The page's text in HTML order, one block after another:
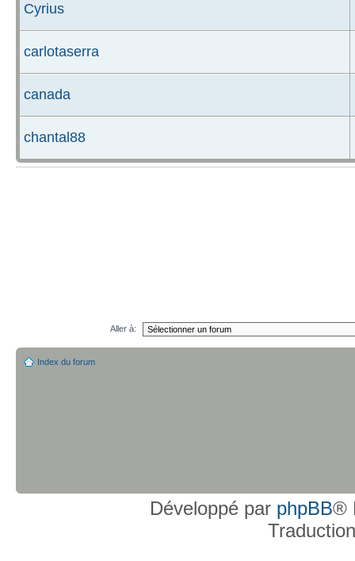
Cyrius
carlotaserra
canada
chantal88
Aller à:
Index du forum
Développé par phpBB®